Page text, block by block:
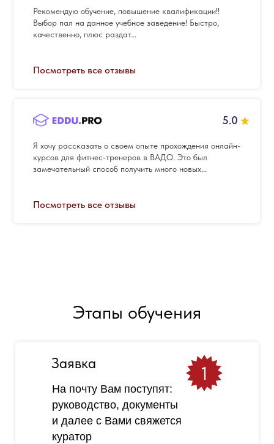
Посмотреть все отзывы
Рекомендую обучение, повышение квалификации!!
Выбор пал на данное учебное заведение! Быстро,
качественно, плюс раздат...
5.0
Я хочу рассказать о своем опыте прохождения онлайн-
курсов для фитнес-тренеров в ВАДО. Это был
замечательный способ получить много новых...
Посмотреть все отзывы
Этапы обучения
Заявка
На почту Вам поступят:
руководство, документы
и далее с Вами свяжется
куратор
1